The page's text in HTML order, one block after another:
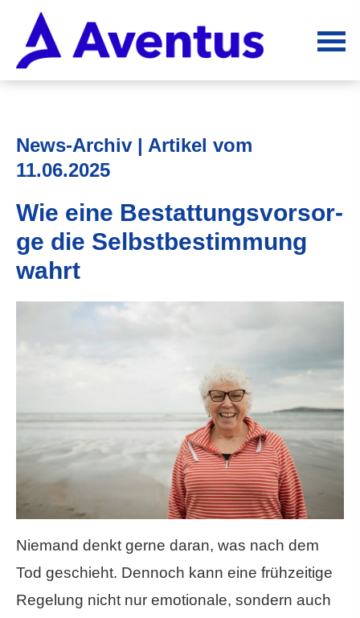
News-Archiv | Artikel vom
11.06.2025
Wie eine Be­stat­tungs­vor­sor­
ge die Selbstbestimmung
wahrt
Niemand denkt gerne daran, was nach dem
Tod geschieht. Dennoch kann eine frühzeitige
Regelung nicht nur emotionale, sondern auch